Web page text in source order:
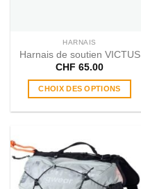
HARNAIS
Harnais de soutien VICTUS
CHF 65.00
CHOIX DES OPTIONS
plusieurs
variations.
Les